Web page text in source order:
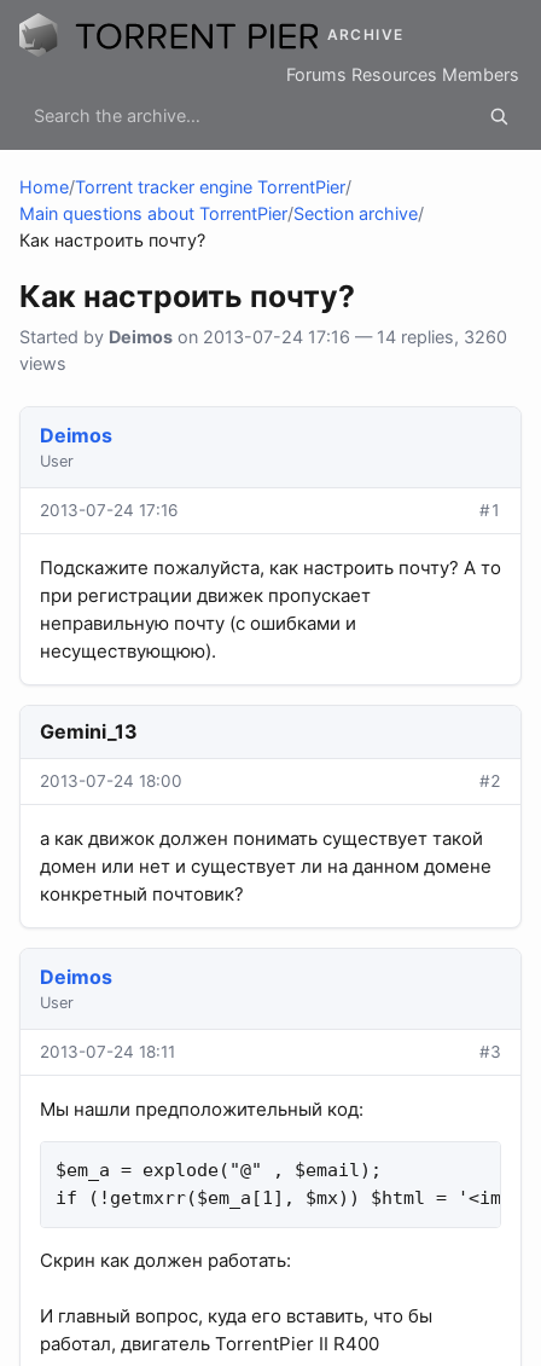
ARCHIVE
Forums Resources Members
Home/Torrent tracker engine TorrentPier/
Main questions about TorrentPier/Section archive/
Как настроить почту?
Как настроить почту?
Started by Deimos on 2013-07-24 17:16 — 14 replies, 3260
views
Deimos
User
2013-07-24 17:16 #1
Подскажите пожалуйста, как настроить почту? А то
при регистрации движек пропускает
неправильную почту (с ошибками и
несуществующюю).
Gemini_13
2013-07-24 18:00 #2
а как движок должен понимать существует такой
домен или нет и существует ли на данном домене
конкретный почтовик?
Deimos
User
2013-07-24 18:11 #3
Мы нашли предположительный код:
$em_a = explode("@" , $email);
if (!getmxrr($em_a[1], $mx)) $html = '<img
Скрин как должен работать:
И главный вопрос, куда его вставить, что бы
работал, двигатель TorrentPier II R400